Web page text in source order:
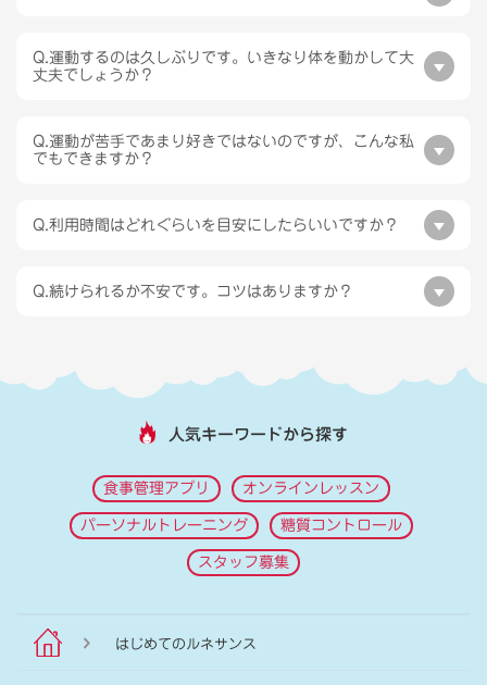
Q.運動するのは久しぶりです。いきなり体を動かして大
丈夫でしょうか？
Q.運動が苦手であまり好きではないのですが、こんな私
でもできますか？
Q.利用時間はどれぐらいを目安にしたらいいですか？
Q.続けられるか不安です。コツはありますか？
人気キーワードから探す
食事管理アプリ オンラインレッスン
パーソナルトレーニング 糖質コントロール
スタッフ募集
はじめてのルネサンス